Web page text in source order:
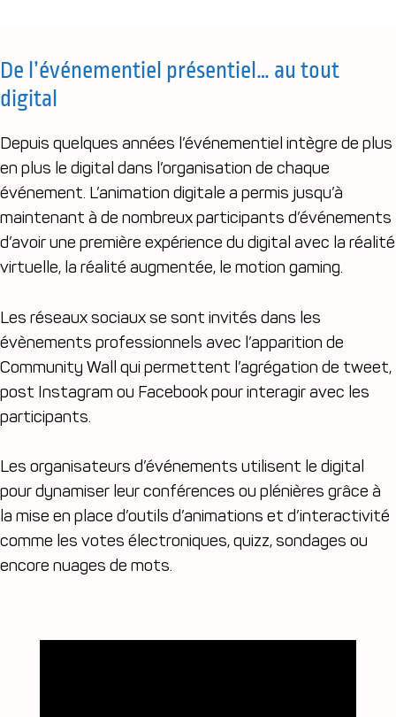
De l’événementiel présentiel… au tout
digital
Depuis quelques années l’événementiel intègre de plus
en plus le digital dans l’organisation de chaque
événement. L’animation digitale a permis jusqu’à
maintenant à de nombreux participants d’événements
d’avoir une première expérience du digital avec la réalité
virtuelle, la réalité augmentée, le motion gaming.
Les réseaux sociaux se sont invités dans les
évènements professionnels avec l’apparition de
Community Wall qui permettent l’agrégation de tweet,
post Instagram ou Facebook pour interagir avec les
participants.
Les organisateurs d’événements utilisent le digital
pour dynamiser leur conférences ou plénières grâce à
la mise en place d’outils d’animations et d’interactivité
comme les votes électroniques, quizz, sondages ou
encore nuages de mots.